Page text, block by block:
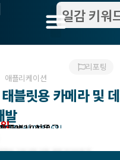
애플리케이션
리포팅
블릿용 카메라 및
발
도급)
년 04월 01일 6일
: 2022.03.18.
특별시 성동구